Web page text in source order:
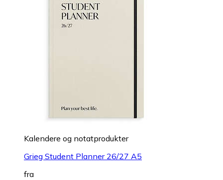
Kalendere og notatprodukter
Grieg Student Planner 26/27 A5
fra